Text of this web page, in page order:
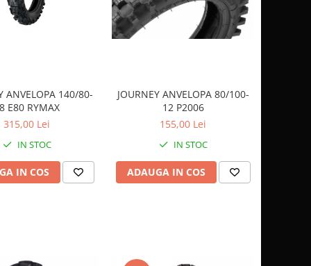
ANVELOPA 140/80-
E80 RYMAX
315,00 Lei
IN STOC
IN COS
JOURNEY ANVELOPA 80/100-
12 P2006
155,00 Lei
IN STOC
ADAUGA IN COS